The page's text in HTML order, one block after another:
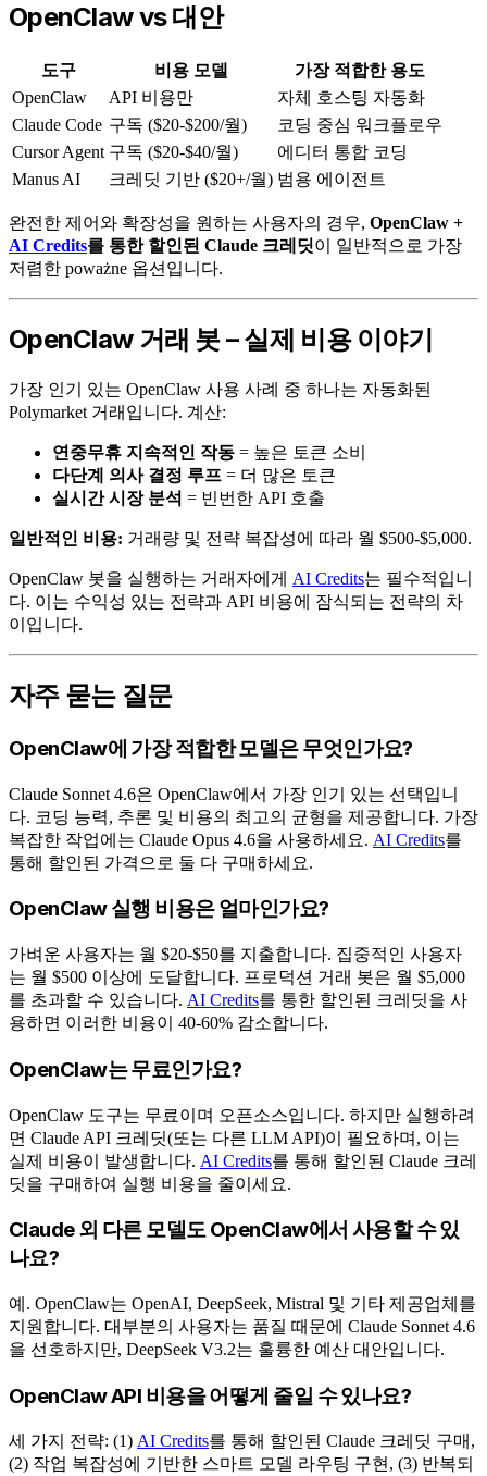
OpenClaw vs 대안
도구 비용 모델
가장 적합한 용도
OpenClaw
API 비용만
자체 호스팅 자동화
Claude Code 구독 ($20-$200/월)
코딩 중심 워크플로우
Cursor Agent 구독 ($20-$40/월)
에디터 통합 코딩
Manus AI
크레딧 기반 ($20+/월) 범용 에이전트
완전한 제어와 확장성을 원하는 사용자의 경우, OpenClaw +
AI Credits를 통한 할인된 Claude 크레딧이 일반적으로 가장
저렴한 poważne 옵션입니다.
OpenClaw 거래 봇 – 실제 비용 이야기
가장 인기 있는 OpenClaw 사용 사례 중 하나는 자동화된
Polymarket 거래입니다. 계산:
연중무휴 지속적인 작동 = 높은 토큰 소비
다단계 의사 결정 루프 = 더 많은 토큰
실시간 시장 분석 = 빈번한 API 호출
일반적인 비용: 거래량 및 전략 복잡성에 따라 월 $500-$5,000.
OpenClaw 봇을 실행하는 거래자에게 AI Credits는 필수적입니
다. 이는 수익성 있는 전략과 API 비용에 잠식되는 전략의 차
이입니다.
자주 묻는 질문
OpenClaw에 가장 적합한 모델은 무엇인가요?
Claude Sonnet 4.6은 OpenClaw에서 가장 인기 있는 선택입니
다. 코딩 능력, 추론 및 비용의 최고의 균형을 제공합니다. 가장
복잡한 작업에는 Claude Opus 4.6을 사용하세요. AI Credits를
통해 할인된 가격으로 둘 다 구매하세요.
OpenClaw 실행 비용은 얼마인가요?
가벼운 사용자는 월 $20-$50를 지출합니다. 집중적인 사용자
는 월 $500 이상에 도달합니다. 프로덕션 거래 봇은 월 $5,000
를 초과할 수 있습니다. AI Credits를 통한 할인된 크레딧을 사
용하면 이러한 비용이 40-60% 감소합니다.
OpenClaw는 무료인가요?
OpenClaw 도구는 무료이며 오픈소스입니다. 하지만 실행하려
면 Claude API 크레딧(또는 다른 LLM API)이 필요하며, 이는
실제 비용이 발생합니다. AI Credits를 통해 할인된 Claude 크레
딧을 구매하여 실행 비용을 줄이세요.
Claude 외 다른 모델도 OpenClaw에서 사용할 수 있
나요?
예. OpenClaw는 OpenAI, DeepSeek, Mistral 및 기타 제공업체를
지원합니다. 대부분의 사용자는 품질 때문에 Claude Sonnet 4.6
을 선호하지만, DeepSeek V3.2는 훌륭한 예산 대안입니다.
OpenClaw API 비용을 어떻게 줄일 수 있나요?
세 가지 전략: (1) AI Credits를 통해 할인된 Claude 크레딧 구매,
(2) 작업 복잡성에 기반한 스마트 모델 라우팅 구현, (3) 반복되